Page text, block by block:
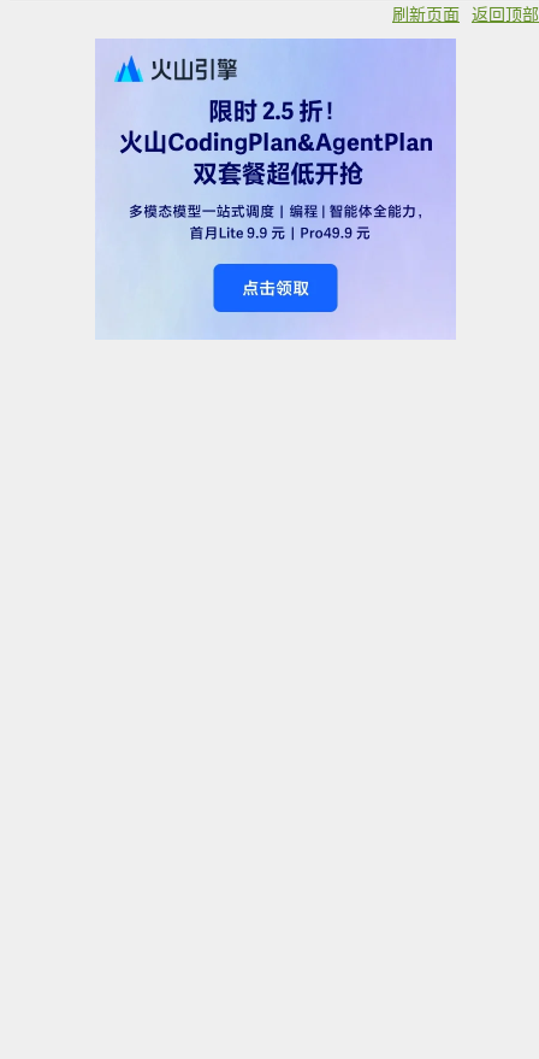
刷新页面 返回顶部